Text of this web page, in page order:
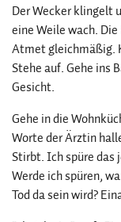
Der Wecker klingelt
eine Weile wach.
Atmet gleichmäßig.
Stehe auf. Gehe ins
Gesicht.
Gehe in die
Worte der Ärztin
Stirbt. Ich spüre das
Werde ich spüren,
Tod da sein wird?